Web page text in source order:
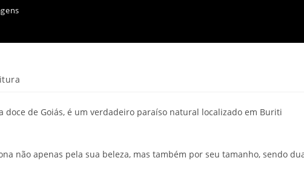
doce de Goiás, é um verdadeiro paraíso natural localizado em Buriti
não apenas pela sua beleza, mas também por seu tamanho, sendo